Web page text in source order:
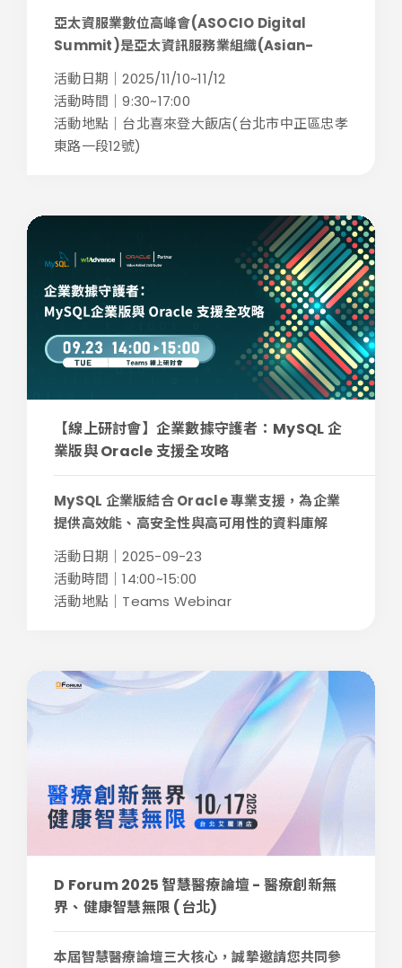
亞太資服業數位高峰會(ASOCIO Digital
Summit)是亞太資訊服務業組織(Asian-
Ocean...
活動日期｜2025/11/10~11/12
活動時間｜9:30~17:00
活動地點｜台北喜來登大飯店(台北市中正區忠孝
東路一段12號)
【線上研討會】企業數據守護者：MySQL 企
業版與 Oracle 支援全攻略
MySQL 企業版結合 Oracle 專業支援，為企業
提供高效能、高安全性與高可用性的資料庫解
決...
活動日期｜2025-09-23
活動時間｜14:00~15:00
活動地點｜Teams Webinar
D Forum 2025 智慧醫療論壇 - 醫療創新無
界、健康智慧無限 (台北)
本屆智慧醫療論壇三大核心，誠摯邀請您共同參